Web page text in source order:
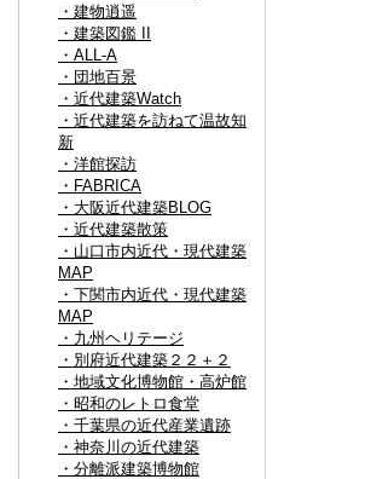
・建物逍遥
・建築図鑑 II
・ALL-A
・団地百景
・近代建築Watch
・近代建築を訪ねて温故知
新
・洋館探訪
・FABRICA
・大阪近代建築BLOG
・近代建築散策
・山口市内近代・現代建築
MAP
・下関市内近代・現代建築
MAP
・九州ヘリテージ
・別府近代建築２２＋２
・地域文化博物館・高炉館
・昭和のレトロ食堂
・千葉県の近代産業遺跡
・神奈川の近代建築
・分離派建築博物館